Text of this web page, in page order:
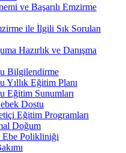
ve Başarılı Emzirme
ile İlgili Sık Sorulan
Hazırlık ve Danışma
Bilgilendirme
Yıllık Eğitim Planı
Eğitim Sunumları
Dostu
Eğitim Programları
Doğum
Ebe Polikliniği